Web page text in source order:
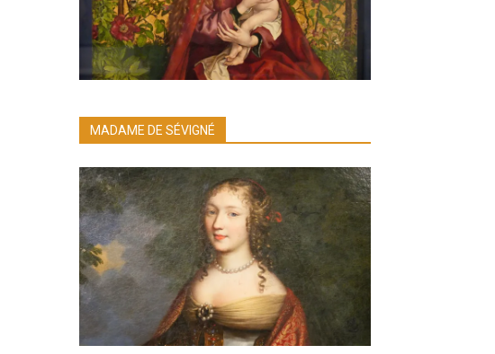
MADAME DE SÉVIGNÉ